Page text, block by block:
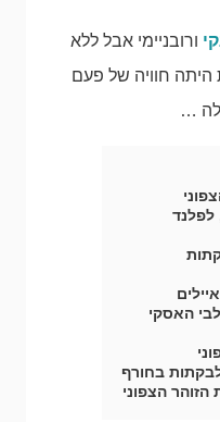
ורובניימי אבל ללא
היתה חוויה של פעם
…
לפלנד
האסקי
בחורף
הצפוני